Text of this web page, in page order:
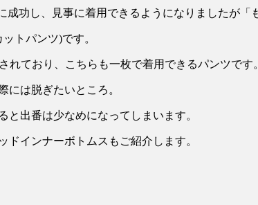
功し、見事に着用できるようになりましたが「
トパンツ)です。
ており、こちらも一枚で着用できるパンツです。
には脱ぎたいところ。
出番は少なめになってしまいます。
インナーボトムスもご紹介します。